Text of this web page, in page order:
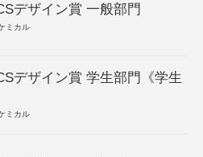
デザイン賞 一般部門
ミカル
デザイン賞 学生部門《学生
ミカル